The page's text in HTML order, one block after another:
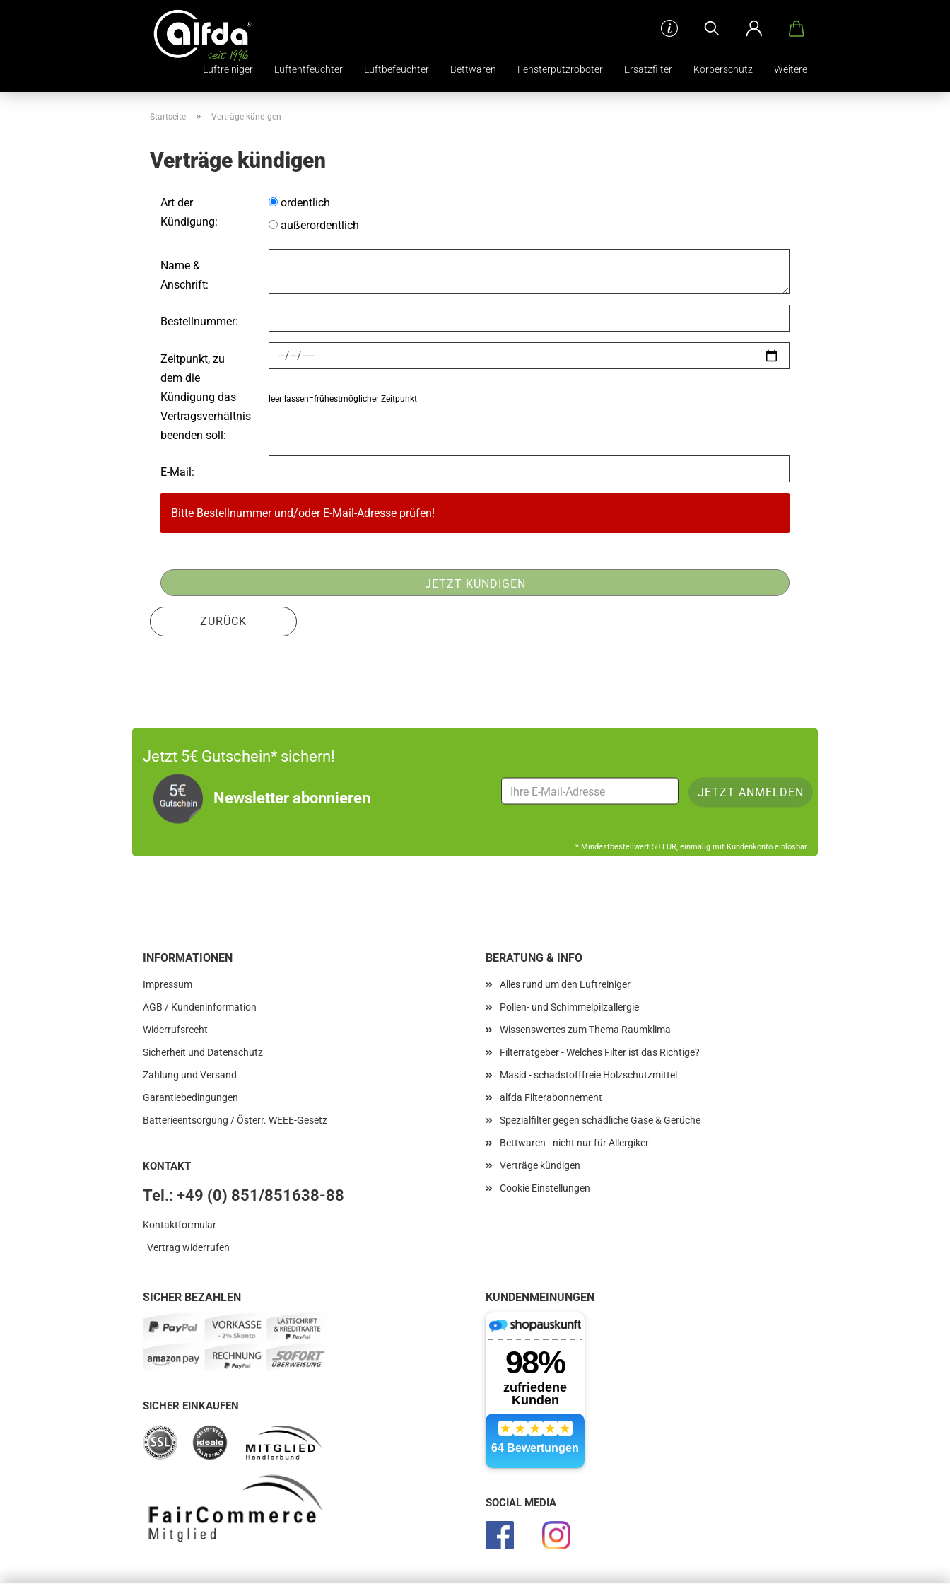
Luftreiniger Luftentfeuchter Luftbefeuchter Bettwaren Fensterputzroboter Ersatzfilter Körperschutz Weitere
Startseite » Verträge kündigen
Verträge kündigen
Art der
Kündigung:
ordentlich
außerordentlich
Name &
Anschrift:
Bestellnummer:
Zeitpunkt, zu
dem die
Kündigung das
Vertragsverhältnis
beenden soll:
leer lassen=frühestmöglicher Zeitpunkt
E-Mail:
Bitte Bestellnummer und/oder E-Mail-Adresse prüfen!
JETZT KÜNDIGEN
ZURÜCK
Jetzt 5€ Gutschein* sichern!
Newsletter abonnieren
* Mindestbestellwert 50 EUR, einmalig mit Kundenkonto einlösbar
INFORMATIONEN
Impressum
AGB / Kundeninformation
Widerrufsrecht
Sicherheit und Datenschutz
Zahlung und Versand
Garantiebedingungen
Batterieentsorgung / Österr. WEEE-Gesetz
KONTAKT
Tel.: +49 (0) 851/851638-88
Kontaktformular​
Vertrag widerrufen
BERATUNG & INFO
Alles rund um den Luftreiniger
Pollen- und Schimmelpilzallergie
Wissenswertes zum Thema Raumklima
Filterratgeber - Welches Filter ist das Richtige?
Masid - schadstofffreie Holzschutzmittel
alfda Filterabonnement
Spezialfilter gegen schädliche Gase & Gerüche
Bettwaren - nicht nur für Allergiker
Verträge kündigen
Cookie Einstellungen
SICHER BEZAHLEN
SICHER EINKAUFEN
KUNDENMEINUNGEN
SOCIAL MEDIA